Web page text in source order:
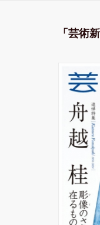
「芸術